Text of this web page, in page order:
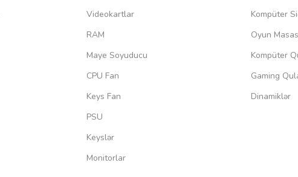
Videokartlar
RAM
Maye Soyuducu
CPU Fan
Keys Fan
PSU
Keyslər
Monitorlar
Kompüter
Oyun
Kompüter
Gaming
Dinamiklər